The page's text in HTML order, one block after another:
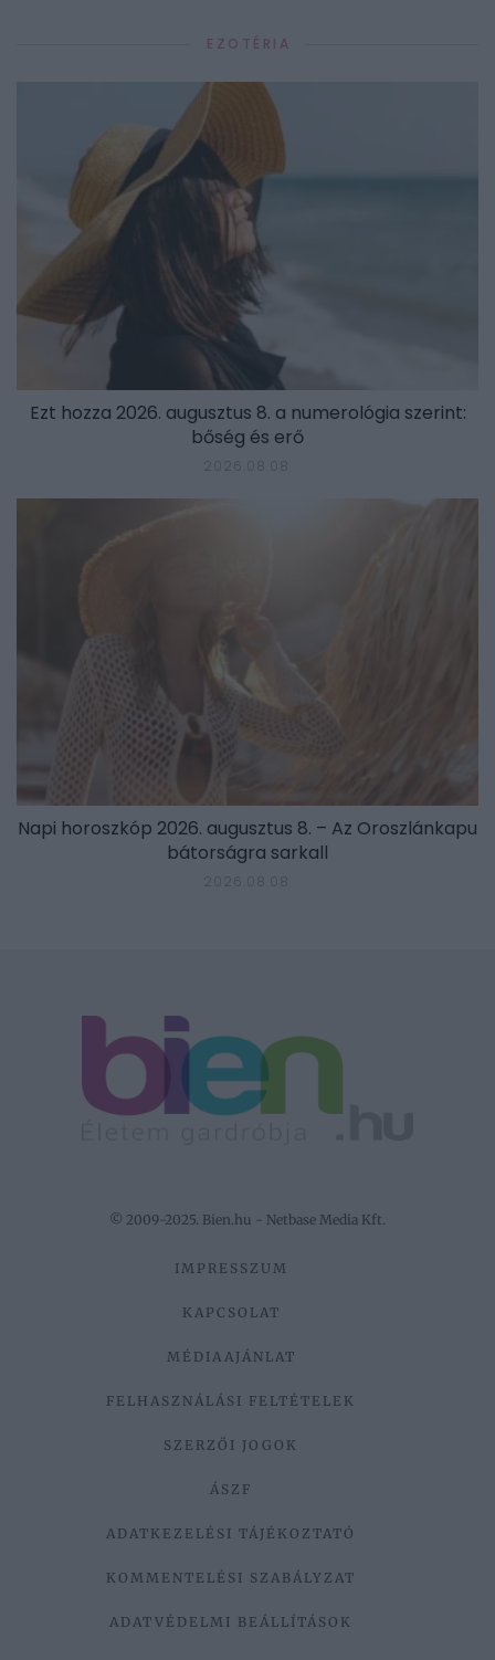
EZOTÉRIA
Ezt hozza 2026. augusztus 8. a numerológia szerint:
bőség és erő
Napi horoszkóp 2026. augusztus 8. – Az Oroszlánkapu
bátorságra sarkall
© 2009-2025. Bien.hu - Netbase Media Kft.
IMPRESSZUM
KAPCSOLAT
MÉDIAAJÁNLAT
FELHASZNÁLÁSI FELTÉTELEK
SZERZŐI JOGOK
ÁSZF
ADATKEZELÉSI TÁJÉKOZTATÓ
KOMMENTELÉSI SZABÁLYZAT
ADATVÉDELMI BEÁLLÍTÁSOK